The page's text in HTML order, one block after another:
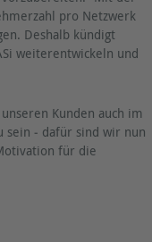
pro Netzwerk
Deshalb kündigt
weiterentwickeln und
Kunden auch im
‒ dafür sind wir nun
für die